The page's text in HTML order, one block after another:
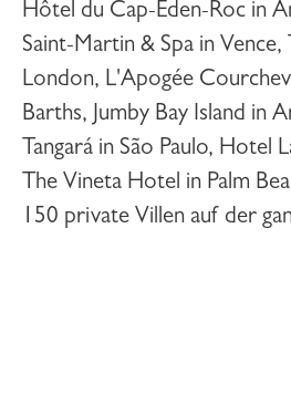
Hôtel du Cap-Eden-Roc in
Saint-Martin & Spa in
London, L'Apogée
Barths, Jumby Bay Island in
Tangará in São Paulo, Hotel
The Vineta Hotel in Palm
150 private Villen auf der